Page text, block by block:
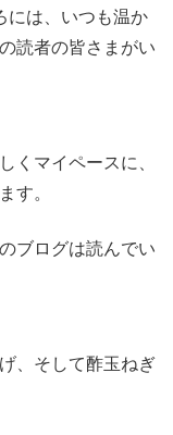
には、いつも温か
読者の皆さまがい
くマイペースに、
す。
ブログは読んでい
、そして酢玉ねぎ